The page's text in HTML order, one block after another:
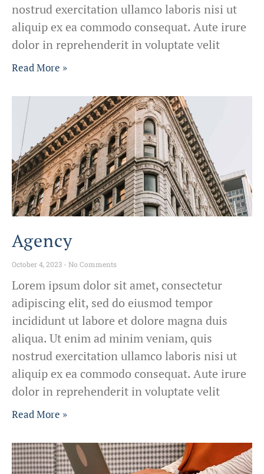
nostrud exercitation ullamco laboris nisi ut
aliquip ex ea commodo consequat. Aute irure
dolor in reprehenderit in voluptate velit
Read More »
Agency
October 4, 2023 No Comments
Lorem ipsum dolor sit amet, consectetur
adipiscing elit, sed do eiusmod tempor
incididunt ut labore et dolore magna duis
aliqua. Ut enim ad minim veniam, quis
nostrud exercitation ullamco laboris nisi ut
aliquip ex ea commodo consequat. Aute irure
dolor in reprehenderit in voluptate velit
Read More »